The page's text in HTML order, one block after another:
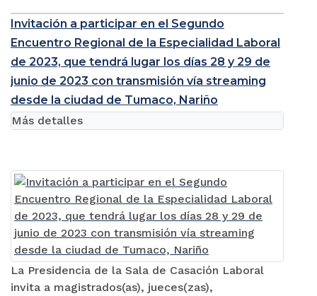
Invitación a participar en el Segundo
Encuentro Regional de la Especialidad Laboral
de 2023, que tendrá lugar los días 28 y 29 de
junio de 2023 con transmisión vía streaming
desde la ciudad de Tumaco, Nariño
La Presidencia de la Sala de Casación Laboral
invita a magistrados(as), jueces(zas),
Más detalles